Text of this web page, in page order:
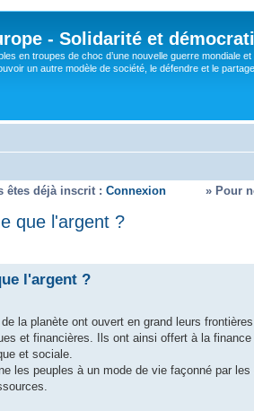
- Solidarité et
en troupes de choc d’une nouvelle guerre mondiale
un autre modèle de société, le défendre et le
déjà inscrit : Connexion » Pour
que l'argent ?
l'argent ?
la planète ont ouvert en grand leurs
et financières. Ils ont ainsi offert à la
et sociale.
les peuples à un mode de vie façonné par